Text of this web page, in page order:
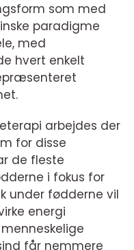
som med
paradigme
med
hvert enkelt
arbejdes der
for disse
de fleste
i fokus for
under fødderne vil
energi
får nemmere